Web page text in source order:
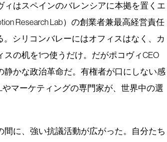
はスペインのバレンシアに本拠を置くエ
Research Lab）の創業者兼最高経営責任
シリコンバレーにはオフィスはなく、カ
の机を1つ使うだけ。だがポコヴィCEO
かな政治革命だ。有権者が口にしない感
マーケティングの専門家が、世界中の選
に、強い抗議活動が広がった。自分たち